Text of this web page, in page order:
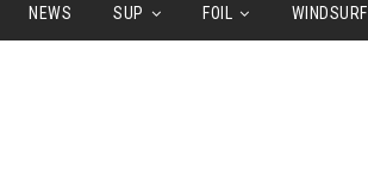
NEWS SUP FOIL WINDSURF